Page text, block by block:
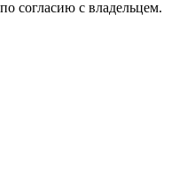
согласию с владельцем.